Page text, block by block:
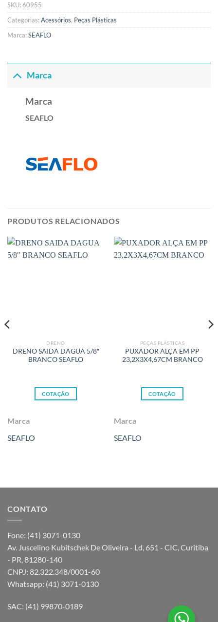
SKU:60955
Categorias:Acessórios, Peças Plásticas
Marca:SEAFLO
Marca
Marca
SEAFLO
PRODUTOS RELACIONADOS
DRENO
DRENO SAIDA DAGUA 5/8″
BRANCO SEAFLO
COTAÇÃO
Marca
SEAFLO
PEÇAS PLÁSTICAS
PUXADOR ALÇA EM PP
23,2X3X4,67CM BRANCO
COTAÇÃO
Marca
SEAFLO
CONTATO
Fone: (41) 3071-0130
Av. Juscelino Kubitschek De Oliveira - Ld, 651 - CIC, Curitiba
- PR, 81280-140
CNPJ: 82.322.348/0001-60
Whatsapp: (41) 3071-0130
SAC: (41) 99870-0189